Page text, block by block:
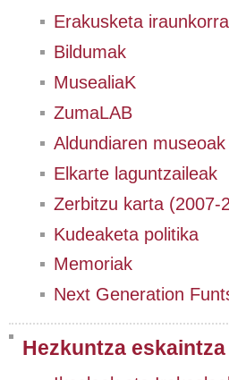
Erakusketa iraunkorra
Bildumak
MusealiaK
ZumaLAB
Aldundiaren museoak
Elkarte laguntzaileak
Zerbitzu karta (2007-
Kudeaketa politika
Memoriak
Next Generation
Hezkuntza eskaintza